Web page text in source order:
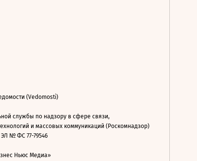
(Vedomosti)
службы по надзору в сфере связи,
и массовых коммуникаций (Роскомнадзор)
ЭЛ № ФС 77-79546
Ньюс Медиа»